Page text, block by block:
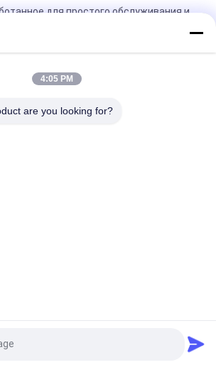
для простого обслуживания и
хрупких, мелких и липких
скрининг-машина с
размеров частиц и
пыли
Запрос Цитировать
4:05 PM
are you looking for?